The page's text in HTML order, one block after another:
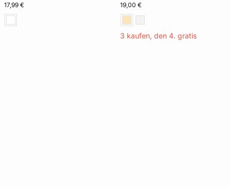
17,99 € 19,00 €
3 kaufen, den 4. gratis